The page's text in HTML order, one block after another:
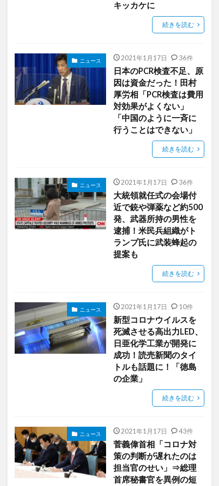
キッカケに
続きを読む
ニュース 2021年1月17日 36件
日本のPCR検査不足、原
因は資金だった！田村
厚労相「PCR検査は費用
対効果がよくない」
「中国のように一斉に
行うことはできない」
続きを読む
ニュース 2021年1月17日 36件
大統領就任式の会場付
近で銃や弾薬など約500
発、武器所持の男性を
逮捕！米民兵組織がト
ランプ氏に武装蜂起の
提案も
続きを読む
ニュース 2021年1月17日 10件
新型コロナウイルスを
死滅させる高出力LED、
日亜化学工業が開発に
成功！読売新聞のタイ
トルも話題に！「徳島
の企業」
続きを読む
ニュース 2021年1月17日 43件
菅義偉首相「コロナ対
策の判断が遅れたのは
担当官のせい」⇒総理
首席秘書官を異例の短